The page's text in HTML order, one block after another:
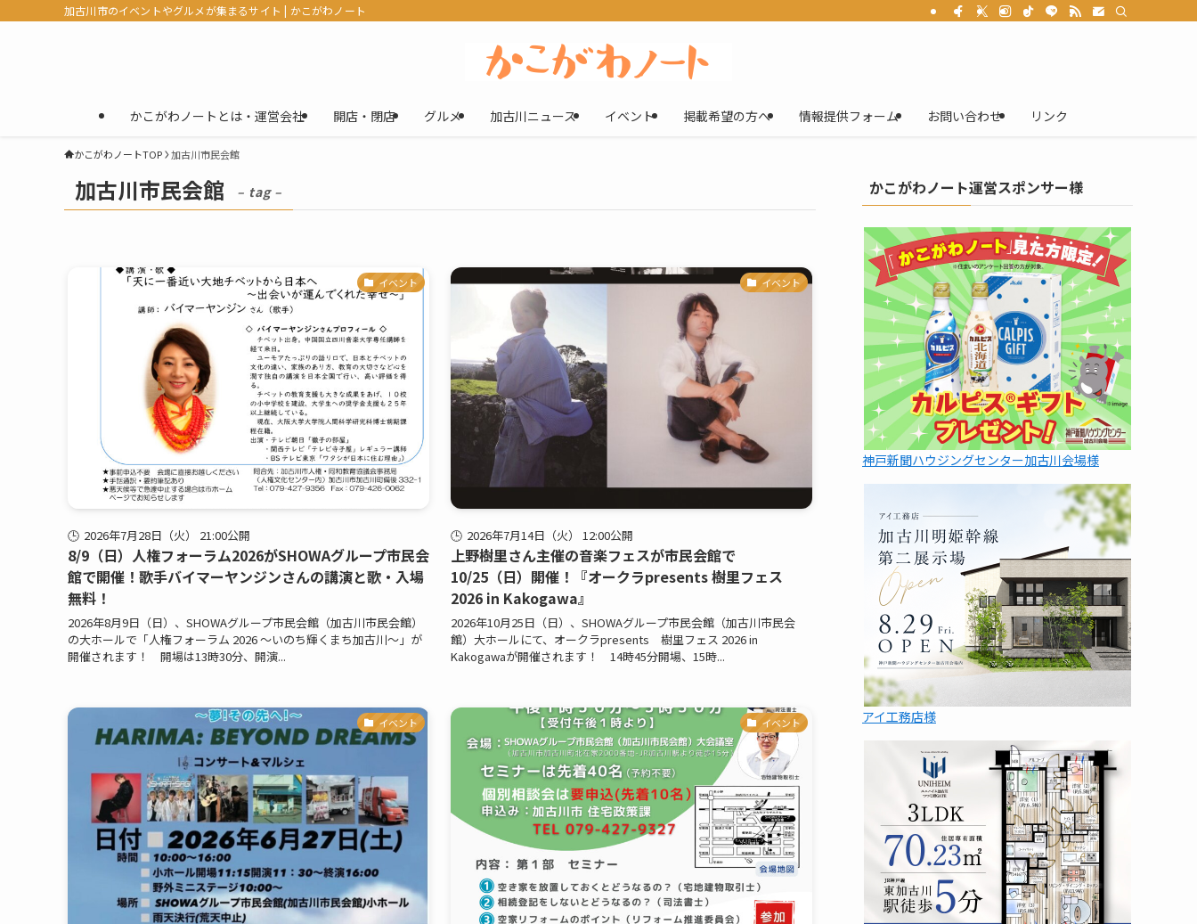
加古川市のイベントやグルメが集まるサイト | かこがわノート
かこがわノートとは・運営会社 開店・閉店 グルメ 加古川ニュース イベント 掲載希望の方へ 情報提供フォーム お問い合わせ リンク
かこがわノートTOP 加古川市民会館
加古川市民会館 – tag –
イベント
2026年7月28日（火） 21:00公開
8/9（日）人権フォーラム2026がSHOWAグループ市民会
館で開催！歌手バイマーヤンジンさんの講演と歌・入場
無料！
2026年8月9日（日）、SHOWAグループ市民会館（加古川市民会館）
の大ホールで「人権フォーラム 2026 〜いのち輝くまち加古川〜」が
開催されます！ 開場は13時30分、開演...
イベント
2026年7月14日（火） 12:00公開
上野樹里さん主催の音楽フェスが市民会館で
10/25（日）開催！『オークラpresents 樹里フェス
2026 in Kakogawa』
2026年10月25日（日）、SHOWAグループ市民会館（加古川市民会
館）大ホールにて、オークラpresents 樹里フェス 2026 in
Kakogawaが開催されます！ 14時45分開場、15時...
イベント イベント
かこがわノート運営スポンサー様
神戸新聞ハウジングセンター加古川会場様
アイ工務店様